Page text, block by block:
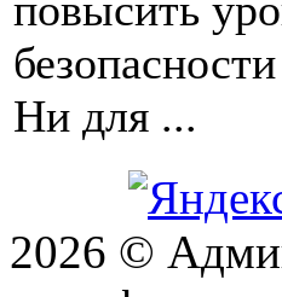
Ни для ...
2026 ©